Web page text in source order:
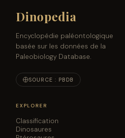
Dinopedia
Encyclopédie paléontologique
basée sur les données de la
Paleobiology Database.
SOURCE : PBDB
EXPLORER
Classification
Dinosaures